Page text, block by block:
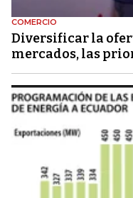
COMERCIO
Diversificar la
mercados, las